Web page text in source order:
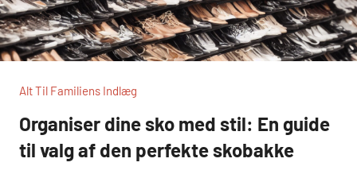
Alt Til Familiens Indlæg
Organiser dine sko med stil: En guide
til valg af den perfekte skobakke